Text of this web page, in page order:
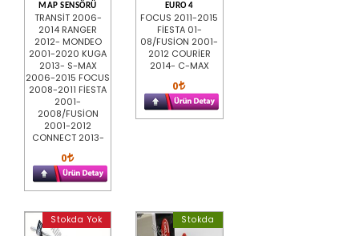
MAP SENSÖRÜ
TRANSİT 2006-
2014 RANGER
2012- MONDEO
2001-2020 KUGA
2013- S-MAX
2006-2015 FOCUS
2008-2011 FİESTA
2001-
2008/FUSİON
2001-2012
CONNECT 2013-
0
EURO 4
FOCUS 2011-2015
FİESTA 01-
08/FUSİON 2001-
2012 COURİER
2014- C-MAX
0
Stokda Yok Stokda